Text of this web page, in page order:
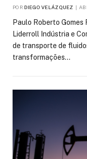
POR DIEGO VELÁZQUEZ
Paulo Roberto Gomes
Liderroll Indústria e
de transporte de
transformações…